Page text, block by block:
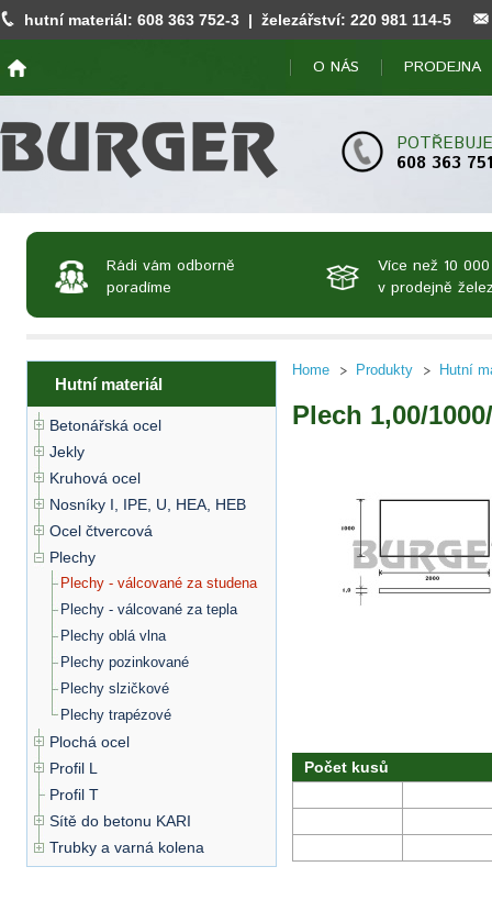
hutní materiál: 608 363 752-3 | železářství: 220 981 114-5
O NÁS PRODEJNA
608 363 751
Rádi vám odborně
poradíme
Více než 10
v prodejně
Hutní materiál
Betonářská ocel
Jekly
Kruhová ocel
Nosníky I, IPE, U, HEA, HEB
Ocel čtvercová
Plechy
Plechy - válcované za studena
Plechy - válcované za tepla
Plechy oblá vlna
Plechy pozinkované
Plechy slzičkové
Plechy trapézové
Plochá ocel
Profil L
Profil T
Sítě do betonu KARI
Trubky a varná kolena
Home Produkty Hutní
Plech 1,00/
Počet kusů